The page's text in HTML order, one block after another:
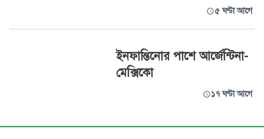
৫ ঘণ্টা আগে
ইনফান্তিনোর পাশে আর্জেন্টিনা-
মেক্সিকো
১৭ ঘণ্টা আগে